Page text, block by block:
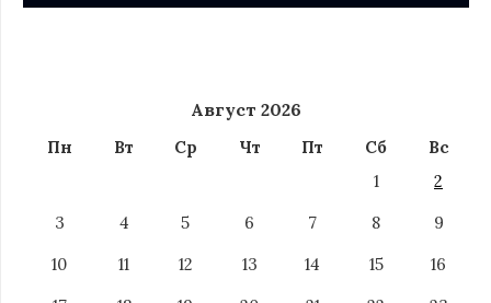
Август 2026
Пн Вт Ср Чт Пт Сб
Вс
1
2
3
4 5 6 7 8
9
10
11 12 13 14 15
16